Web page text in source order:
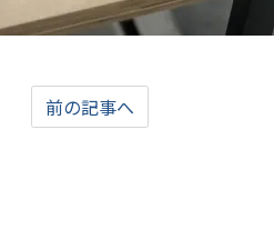
前の記事へ